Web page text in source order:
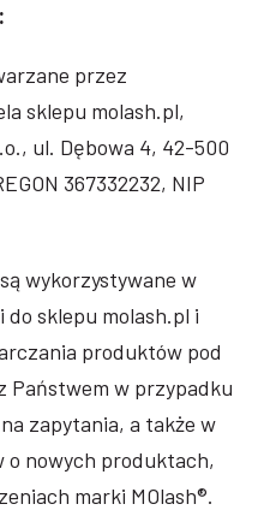
przez
sklepu molash.pl,
ul. Dębowa 4, 42-500
367332232, NIP
wykorzystywane w
sklepu molash.pl i
produktów pod
Państwem w przypadku
zapytania, a także w
o nowych produktach,
marki MOlash®.